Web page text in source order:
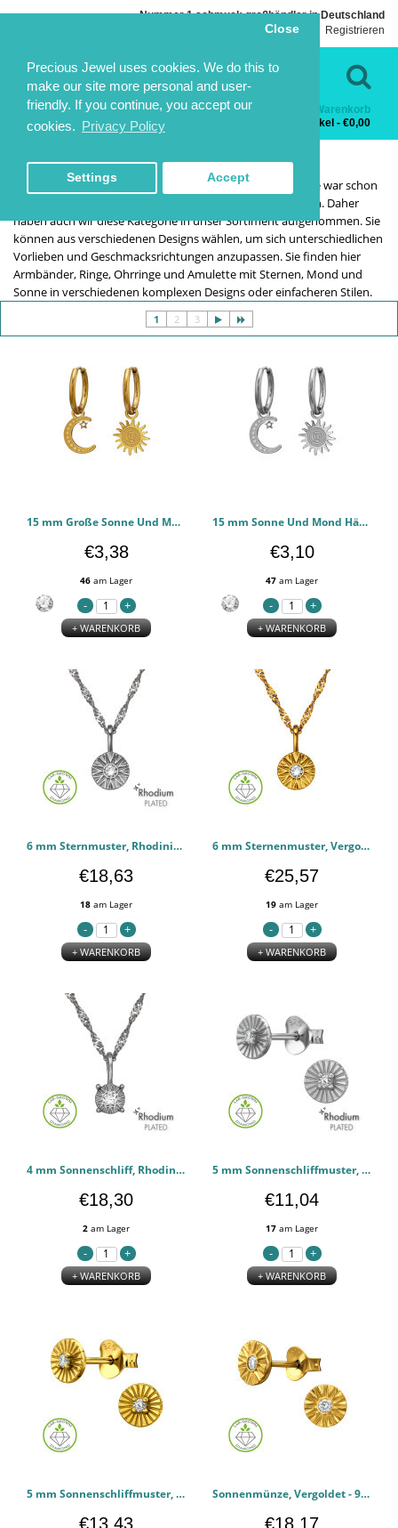
Precious Jewel uses cookies. We do this to
make our site more personal and user-
friendly. If you continue, you accept our
cookies. Privacy Policy
Close
Settings Accept
Nummer 1 schmuck großhändler in Deutschland
Einloggen
Registrieren
Kategorien
Warenkorb
0 Artikel - €0,00
HOME THEME SCHMUCK SONNE, MOND & STERNE
SONNE, MOND & STERNE
Schmuck in Form von Sternen, dem Mond oder der Sonne war schon
immer sehr beliebt, gerade unter Mädchen und Teenagern. Daher
haben auch wir diese Kategorie in unser Sortiment aufgenommen. Sie
können aus verschiedenen Designs wählen, um sich unterschiedlichen
Vorlieben und Geschmacksrichtungen anzupassen. Sie finden hier
Armbänder, Ringe, Ohrringe und Amulette mit Sternen, Mond und
Sonne in verschiedenen komplexen Designs oder einfacheren Stilen.
1 2 3
15 mm Große Sonne Und Mond Hängen An Einem Goldfarbenen Creolenring - 316l chirurgischen Edelstahl Ohrringe PCJW51448
€3,38
46 am Lager
+ WARENKORB
15 mm Sonne Und Mond Hängen An Einem Reifen - 316l chirurgischen Edelstahl Ohrringe PCJW51447
€3,10
47 am Lager
+ WARENKORB
6 mm Sternmuster, Rhodiniert - 925er Sterling Silber Diamantketten PCJW51357
€18,63
18 am Lager
+ WARENKORB
6 mm Sternenmuster, Vergoldet - 925er Sterling Silber Diamantketten PCJW51356
€25,57
19 am Lager
+ WARENKORB
4 mm Sonnenschliff, Rhodiniert - 925er Sterling Silber Diamantketten PCJW51355
€18,30
2 am Lager
+ WARENKORB
5 mm Sonnenschliffmuster, Rhodiniert - 925er Sterling Silber Diamant-Ohrstecker PCJW51321
€11,04
17 am Lager
+ WARENKORB
5 mm Sonnenschliffmuster, Vergoldet - 925er Sterling Silber Diamant-Ohrstecker PCJW51320
€13,43
Sonnenmünze, Vergoldet - 925er Sterling Silber Diamant-Ohrstecker PCJW51304
€18,17